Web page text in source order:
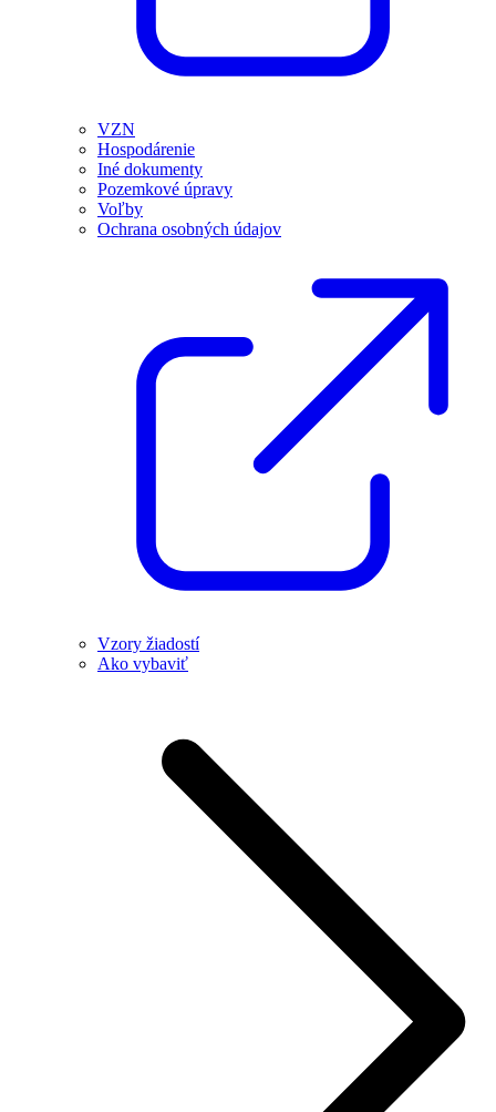
VZN
Hospodárenie
Iné dokumenty
Pozemkové úpravy
Voľby
Ochrana osobných údajov
Vzory žiadostí
Ako vybaviť